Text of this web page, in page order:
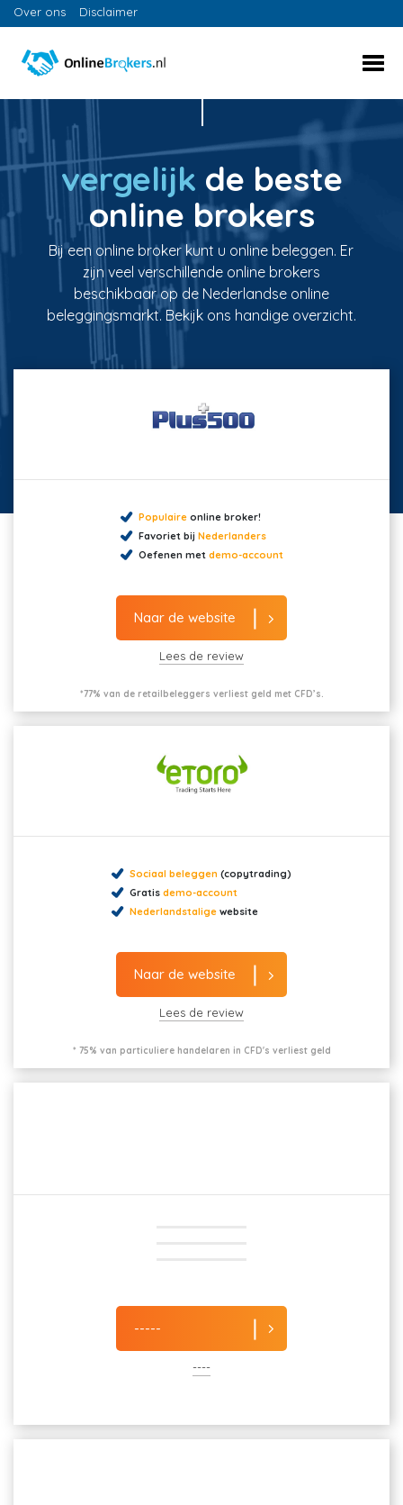
Over ons Disclaimer
vergelijk de beste
online brokers
Bij een online broker kunt u online beleggen. Er
zijn veel verschillende online brokers
beschikbaar op de Nederlandse online
beleggingsmarkt. Bekijk ons handige overzicht.
Populaireonline broker!
Favoriet bij Nederlanders
Oefenen met demo-account
Naar de website
Lees de review
*77% van de retailbeleggers verliest geld met CFD’s.
Sociaal beleggen (copytrading)
Gratis demo-account
Nederlandstalige website
Naar de website
Lees de review
* 75% van particuliere handelaren in CFD's verliest geld
-----
----